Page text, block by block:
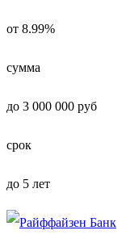
от 8.99%
сумма
до 3 000 000 руб
срок
до 5 лет